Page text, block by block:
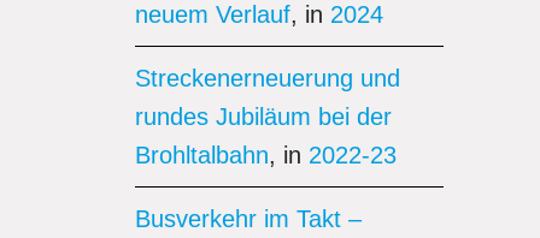
neuem Verlauf, in 2024
Streckenerneuerung und
rundes Jubiläum bei der
Brohltalbahn, in 2022-23
Busverkehr im Takt –